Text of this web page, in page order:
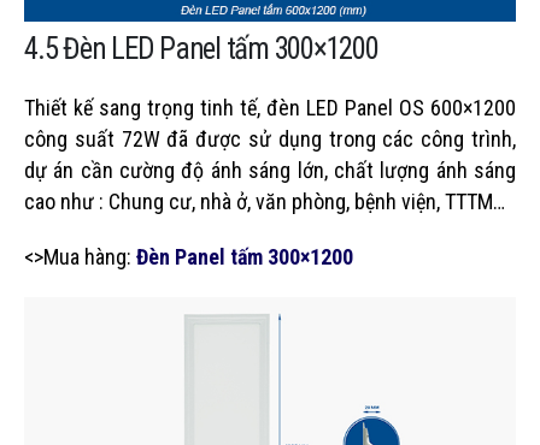
4.5 Đèn LED Panel tấm 300×1200
Thiết kế sang trọng tinh tế, đèn LED Panel OS 600×1200
công suất 72W đã được sử dụng trong các công trình,
dự án cần cường độ ánh sáng lớn, chất lượng ánh sáng
cao như : Chung cư, nhà ở, văn phòng, bệnh viện, TTTM…
<>Mua hàng: Đèn Panel tấm 300×1200